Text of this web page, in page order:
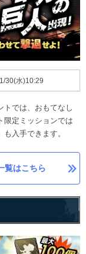
30(水)10:29
トでは、おもてなし
限定ミッションでは
入手できます。
覧はこちら